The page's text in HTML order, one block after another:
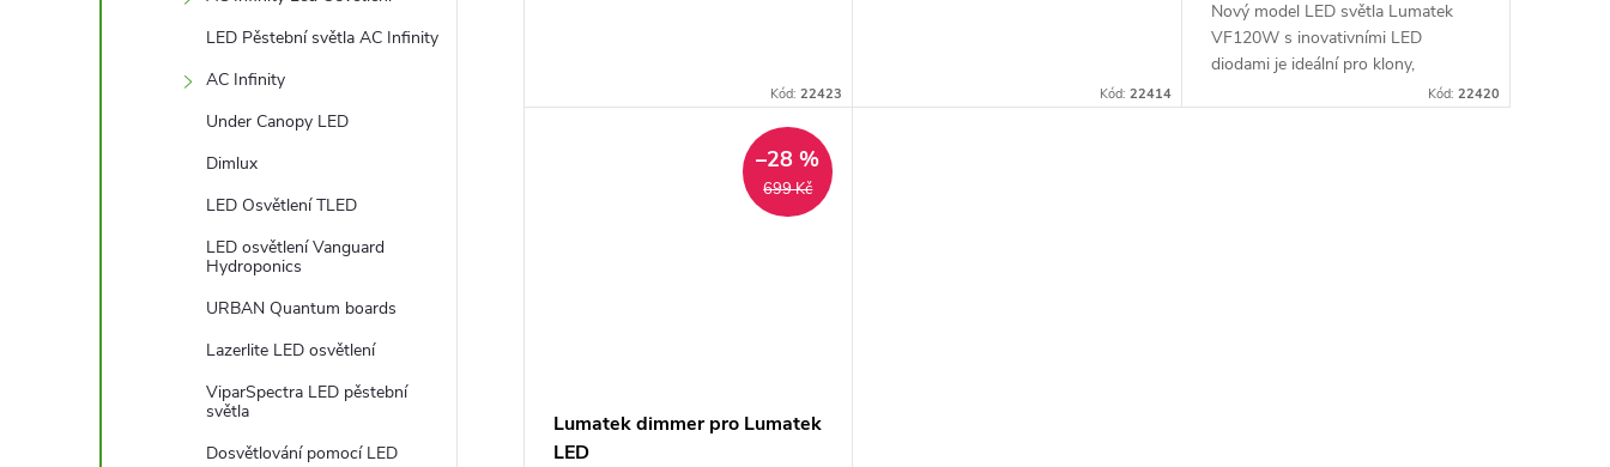
LED Pěstební světla AC Infinity
AC Infinity
Under Canopy LED
Dimlux
LED Osvětlení TLED
LED osvětlení Vanguard
Hydroponics
URBAN Quantum boards
Lazerlite LED osvětlení
ViparSpectra LED pěstební
světla
Dosvětlování pomocí LED
u
Kód:22423 Kód: 22414
Nový model LED světla Lumatek
VF120W s inovativními LED
diodami je ideální pro klony,
sazenice a rostliny s nízkými nároky
Kód: 22420
699 Kč
–28 %
Lumatek dimmer pro Lumatek
LED